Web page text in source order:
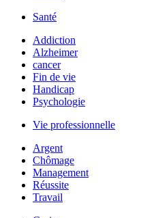
Santé
Addiction
Alzheimer
cancer
Fin de vie
Handicap
Psychologie
Vie professionnelle
Argent
Chômage
Management
Réussite
Travail